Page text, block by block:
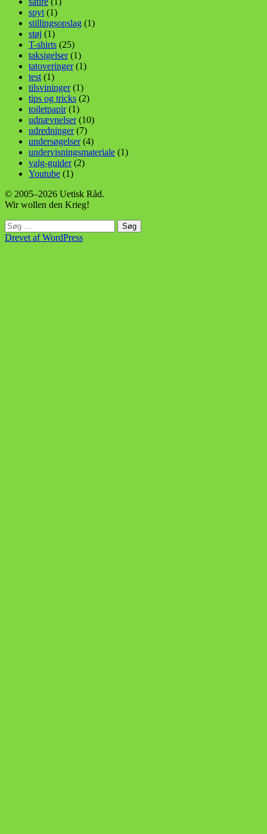
spyt (1)
stillingsopslag (1)
støj (1)
T-shirts (25)
taksigelser(1)
tatoveringer(1)
test (1)
tilsvininger(1)
tips og tricks (2)
toiletpapir(1)
udnævnelser(10)
udredninger(7)
undersøgelser(4)
undervisningsmateriale (1)
valg-guider(2)
Youtube (1)
© 2005–2026 Uetisk Råd.
Wir wollen den Krieg!
Søg
efter:
Drevet af WordPress